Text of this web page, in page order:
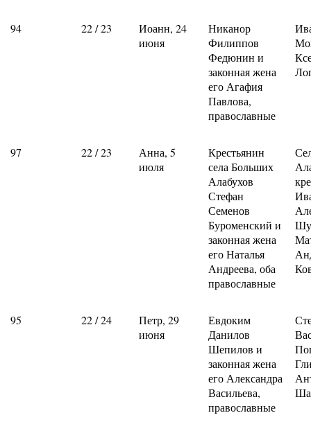
94 22 / 23
Иоанн, 24
июня
Никанор
Филиппов
Федюнин и
законная жена
его Агафия
Павлова,
православные
97 22 / 23
Анна, 5
июля
Крестьянин
села Больших
Алабухов
Стефан
Семенов
Буроменский и
законная жена
его Наталья
Андреева, оба
православные
95 22 / 24
Петр, 29
июня
Евдоким
Данилов
Шепилов и
законная жена
его Александра
Васильева,
православные